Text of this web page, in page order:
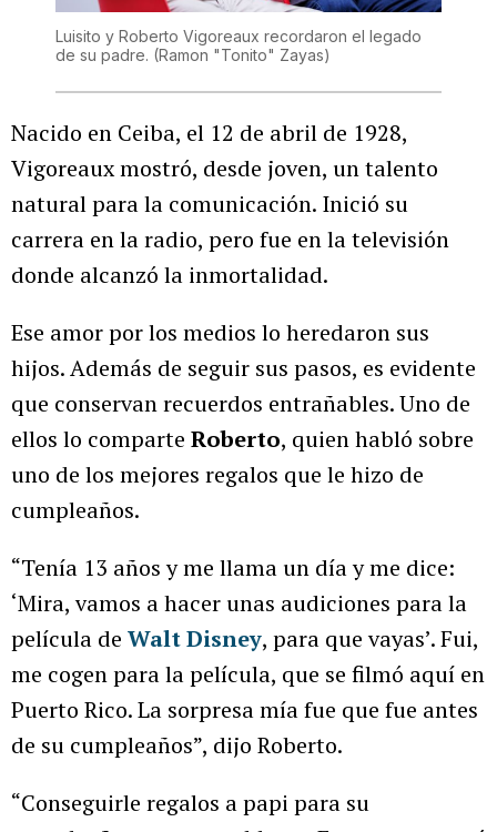
Luisito y Roberto Vigoreaux recordaron el legado
de su padre. (Ramon "Tonito" Zayas)
Nacido en Ceiba, el 12 de abril de 1928,
Vigoreaux mostró, desde joven, un talento
natural para la comunicación. Inició su
carrera en la radio, pero fue en la televisión
donde alcanzó la inmortalidad.
Ese amor por los medios lo heredaron sus
hijos. Además de seguir sus pasos, es evidente
que conservan recuerdos entrañables. Uno de
ellos lo comparte Roberto, quien habló sobre
uno de los mejores regalos que le hizo de
cumpleaños.
“Tenía 13 años y me llama un día y me dice:
‘Mira, vamos a hacer unas audiciones para la
película de Walt Disney, para que vayas’. Fui,
me cogen para la película, que se filmó aquí en
Puerto Rico. La sorpresa mía fue que fue antes
de su cumpleaños”, dijo Roberto.
“Conseguirle regalos a papi para su